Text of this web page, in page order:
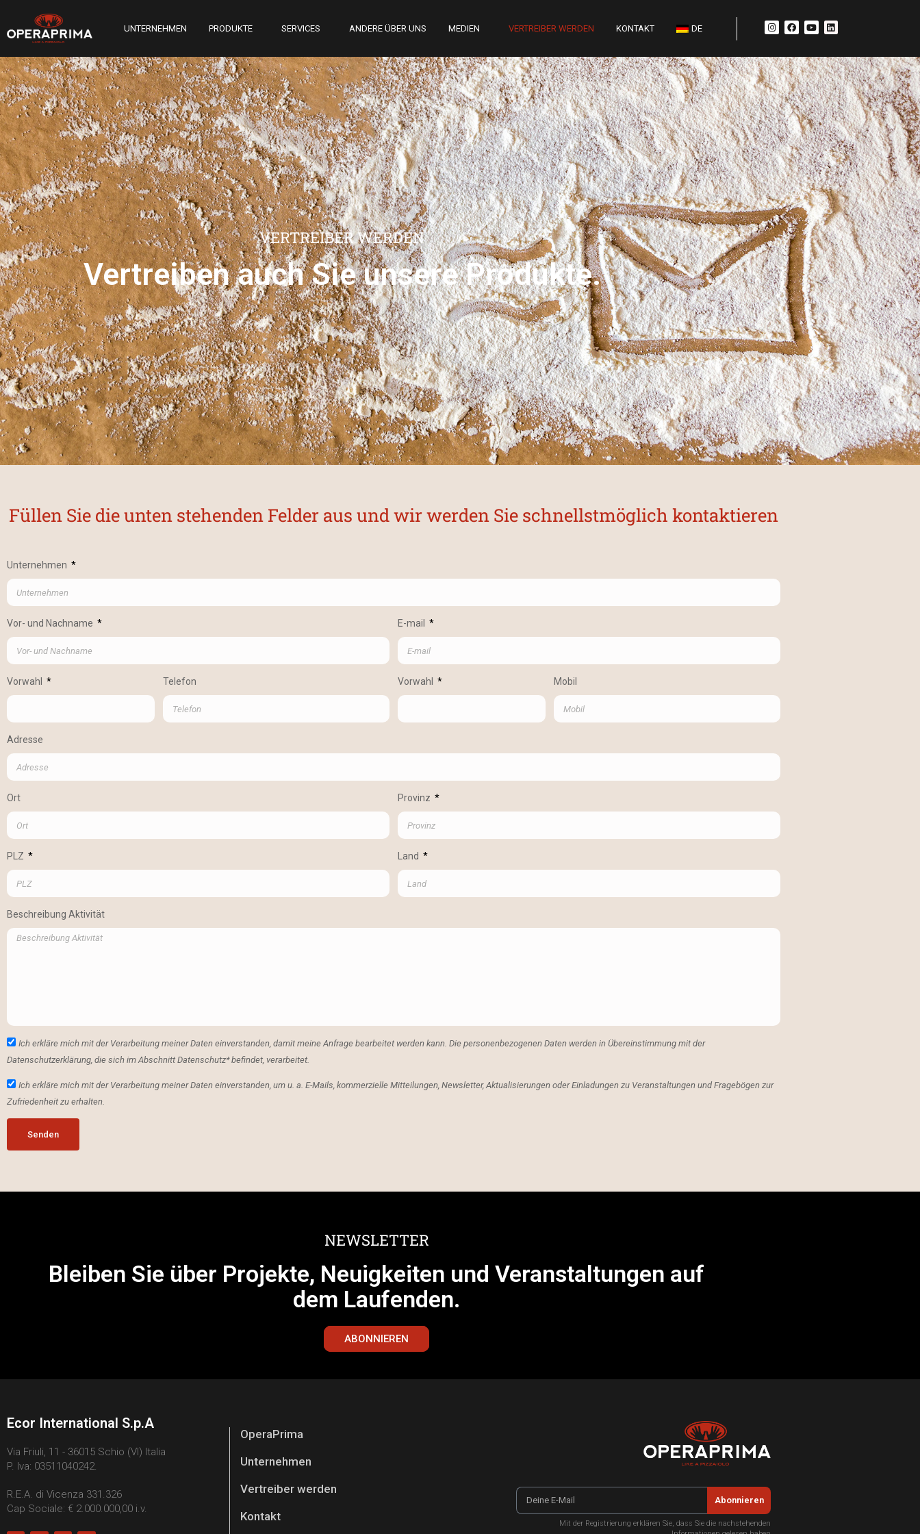
UNTERNEHMEN PRODUKTE SERVICES ANDERE ÜBER UNS MEDIEN VERTREIBER WERDEN KONTAKT DE
VERTREIBER WERDEN
Vertreiben auch Sie unsere Produkte.
Füllen Sie die unten stehenden Felder aus und wir werden Sie schnellstmöglich kontaktieren
Unternehmen
Vor- und Nachname E-mail
Vorwahl Telefon Vorwahl Mobil
Adresse
Ort Provinz
PLZ Land
Beschreibung Aktivität
Ich erkläre mich mit der Verarbeitung meiner Daten einverstanden, damit meine Anfrage bearbeitet werden kann. Die personenbezogenen Daten werden in Übereinstimmung mit der
Datenschutzerklärung, die sich im Abschnitt Datenschutz* befindet, verarbeitet.
Ich erkläre mich mit der Verarbeitung meiner Daten einverstanden, um u. a. E-Mails, kommerzielle Mitteilungen, Newsletter, Aktualisierungen oder Einladungen zu Veranstaltungen und Fragebögen zur
Zufriedenheit zu erhalten.
Senden
NEWSLETTER
Bleiben Sie über Projekte, Neuigkeiten und Veranstaltungen auf
dem Laufenden.
ABONNIEREN
Ecor International S.p.A
Via Friuli, 11 - 36015 Schio (VI) Italia
P. Iva: 03511040242.
R.E.A. di Vicenza 331.326
Cap Sociale: € 2.000.000,00 i.v.
OperaPrima
Unternehmen
Vertreiber werden
Kontakt
Abonnieren
Mit der Registrierung erklären Sie, dass Sie die nachstehenden